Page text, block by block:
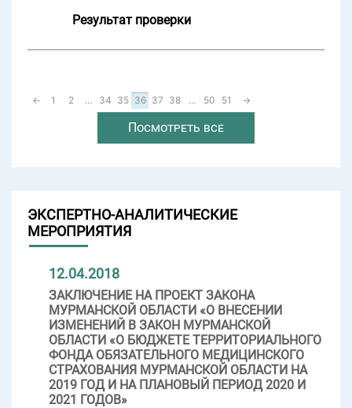
Результат проверки
← 1 2 ... 34 35 36 37 38 ... 50 51 →
Посмотреть все
ЭКСПЕРТНО-АНАЛИТИЧЕСКИЕ
МЕРОПРИЯТИЯ
12.04.2018
ЗАКЛЮЧЕНИЕ НА ПРОЕКТ ЗАКОНА
МУРМАНСКОЙ ОБЛАСТИ «О ВНЕСЕНИИ
ИЗМЕНЕНИЙ В ЗАКОН МУРМАНСКОЙ
ОБЛАСТИ «О БЮДЖЕТЕ ТЕРРИТОРИАЛЬНОГО
ФОНДА ОБЯЗАТЕЛЬНОГО МЕДИЦИНСКОГО
СТРАХОВАНИЯ МУРМАНСКОЙ ОБЛАСТИ НА
2019 ГОД И НА ПЛАНОВЫЙ ПЕРИОД 2020 И
2021 ГОДОВ»